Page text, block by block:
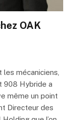
OAK
mécaniciens,
908 Hybride a
même un point
Directeur des